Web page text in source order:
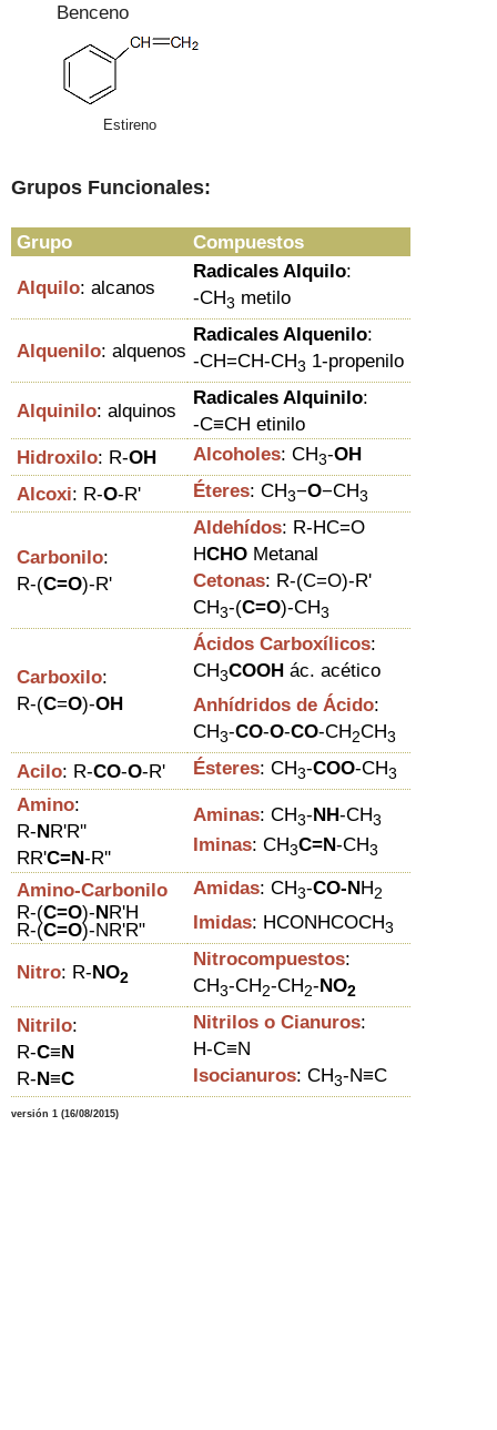
Benceno
Estireno
Grupos Funcionales:
Grupo Compuestos
Alquilo: alcanos
Radicales Alquilo:
-CH3 metilo
Alquenilo: alquenos
Radicales Alquenilo:
-CH=CH-CH3 1-propenilo
Alquinilo: alquinos
Radicales Alquinilo:
-C≡CH etinilo
Hidroxilo: R-OH Alcoholes: CH3-OH
Alcoxi: R-O-R' Éteres: CH3−O−CH3
Carbonilo:
R-(C=O)-R'
Aldehídos: R-HC=O
HCHO Metanal
Cetonas: R-(C=O)-R'
CH3-(C=O)-CH3
Carboxilo:
R-(C=O)-OH
Ácidos Carboxílicos:
CH3COOH ác. acético
Anhídridos de Ácido:
CH3-CO-O-CO-CH2CH3
Acilo: R-CO-O-R' Ésteres: CH3-COO-CH3
Amino:
R-NR'R''
RR'C=N-R''
Aminas: CH3-NH-CH3
Iminas: CH3C=N-CH3
Amino-Carbonilo
R-(C=O)-NR'H
R-(C=O)-NR'R"
Amidas: CH3-CO-NH2
Imidas: HCONHCOCH3
Nitro: R-NO2
Nitrocompuestos:
CH3-CH2-CH2-NO2
Nitrilo:
R-C≡N
R-N≡C
Nitrilos o Cianuros:
H-C≡N
Isocianuros: CH3-N≡C
versión 1 (16/08/2015)